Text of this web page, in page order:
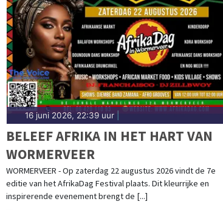
16 juni 2026, 22:39 uur|
BELEEF AFRIKA IN HET HART VAN
WORMERVEER
WORMERVEER - Op zaterdag 22 augustus 2026 vindt de 7e
editie van het AfrikaDag Festival plaats. Dit kleurrijke en
inspirerende evenement brengt de [...]